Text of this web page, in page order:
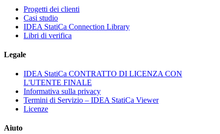
Progetti dei clienti
Casi studio
IDEA StatiCa Connection Library
Libri di verifica
Legale
IDEA StatiCa CONTRATTO DI LICENZA CON
L'UTENTE FINALE
Informativa sulla privacy
Termini di Servizio – IDEA StatiCa Viewer
Licenze
Aiuto